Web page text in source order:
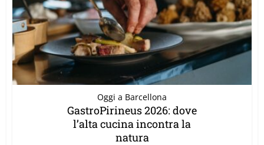
Oggi a Barcellona
GastroPirineus 2026: dove
l’alta cucina incontra la
natura